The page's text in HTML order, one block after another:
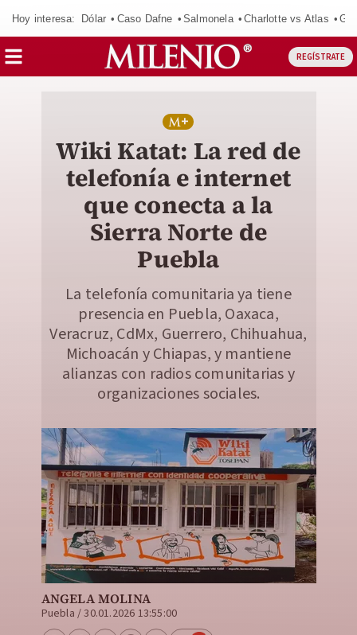
Hoy interesa: Dólar Caso Dafne Salmonela Charlotte vs Atlas
REGÍSTRATE
Wiki Katat: La red de
telefonía e internet
que conecta a la
Sierra Norte de
Puebla
La telefonía comunitaria ya tiene
presencia en Puebla, Oaxaca,
Veracruz, CdMx, Guerrero, Chihuahua,
Michoacán y Chiapas, y mantiene
alianzas con radios comunitarias y
organizaciones sociales.
ANGELA MOLINA
Puebla /30.01.2026 13:55:00